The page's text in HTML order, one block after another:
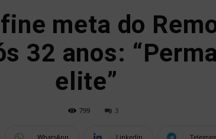
meta do
32 anos:
elite”
799 3
WhatsApp Linkedin